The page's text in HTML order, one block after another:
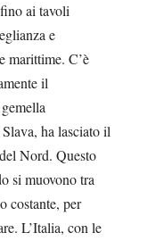
ai tavoli
e
marittime. C’è
il
Slava, ha lasciato il
Nord. Questo
si muovono tra
costante, per
L’Italia, con le